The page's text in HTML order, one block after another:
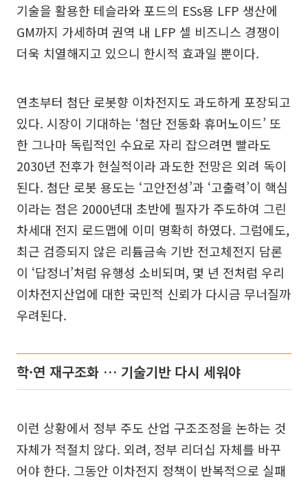
기술을 활용한 테슬라와 포드의 ESs용 LFP 생산에
GM까지 가세하며 권역 내 LFP 셀 비즈니스 경쟁이
더욱 치열해지고 있으니 한시적 효과일 뿐이다.
연초부터 첨단 로봇향 이차전지도 과도하게 포장되고
있다. 시장이 기대하는 ‘첨단 전동화 휴머노이드’ 또
한 그나마 독립적인 수요로 자리 잡으려면 빨라도
2030년 전후가 현실적이라 과도한 전망은 외려 독이
된다. 첨단 로봇 용도는 ‘고안전성’과 ‘고출력’이 핵심
이라는 점은 2000년대 초반에 필자가 주도하여 그린
차세대 전지 로드맵에 이미 명확히 하였다. 그럼에도,
최근 검증되지 않은 리튬금속 기반 전고체전지 담론
이 ‘답정너’처럼 유행성 소비되며, 몇 년 전처럼 우리
이차전지산업에 대한 국민적 신뢰가 다시금 무너질까
우려된다.
학·연 재구조화 … 기술기반 다시 세워야
이런 상황에서 정부 주도 산업 구조조정을 논하는 것
자체가 적절치 않다. 외려, 정부 리더십 자체를 바꾸
어야 한다. 그동안 이차전지 정책이 반복적으로 실패